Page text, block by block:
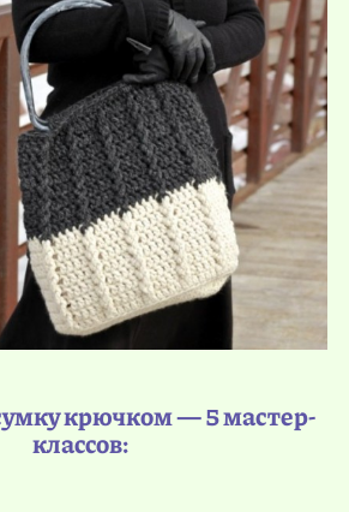
крючком — 5 мастер-
классов: